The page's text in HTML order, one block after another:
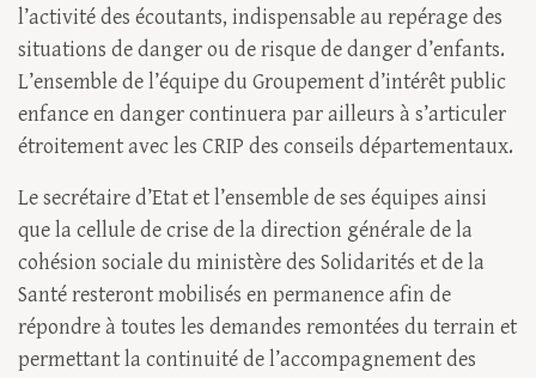
l’activité des écoutants, indispensable au repérage des
situations de danger ou de risque de danger d’enfants.
L’ensemble de l’équipe du Groupement d’intérêt public
enfance en danger continuera par ailleurs à s’articuler
étroitement avec les CRIP des conseils départementaux.
Le secrétaire d’Etat et l’ensemble de ses équipes ainsi
que la cellule de crise de la direction générale de la
cohésion sociale du ministère des Solidarités et de la
Santé resteront mobilisés en permanence afin de
répondre à toutes les demandes remontées du terrain et
permettant la continuité de l’accompagnement des